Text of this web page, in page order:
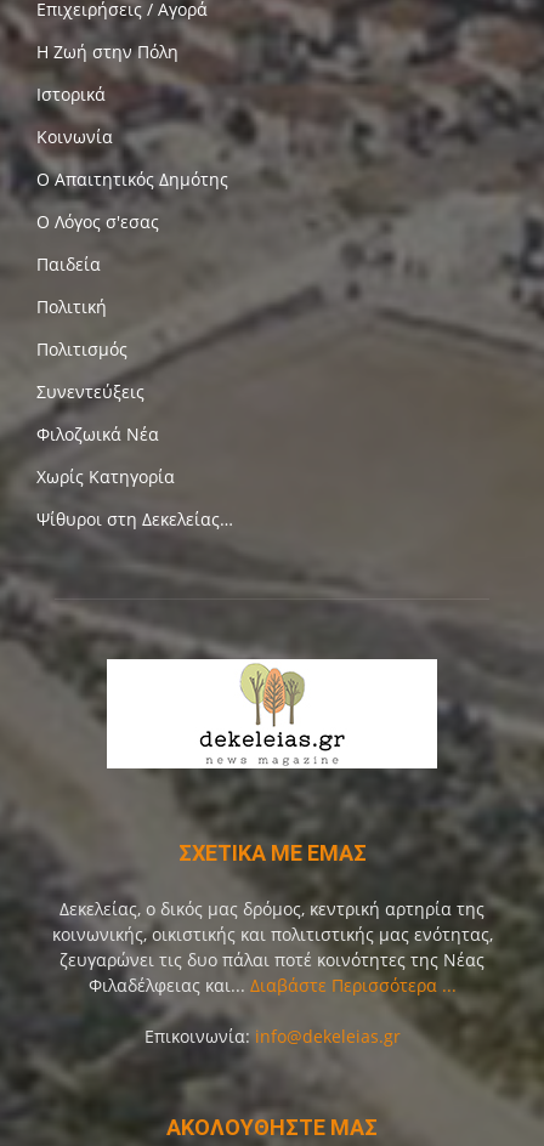
Επιχειρήσεις / Αγορά
Η Ζωή στην Πόλη
Ιστορικά
Κοινωνία
Ο Απαιτητικός Δημότης
Ο Λόγος σ'εσας
Παιδεία
Πολιτική
Πολιτισμός
Συνεντεύξεις
Φιλοζωικά Νέα
Χωρίς Κατηγορία
Ψίθυροι στη Δεκελείας…
ΣΧΕΤΙΚΑ ΜΕ ΕΜΑΣ
Δεκελείας, ο δικός μας δρόμος, κεντρική αρτηρία της
κοινωνικής, οικιστικής και πολιτιστικής μας ενότητας,
ζευγαρώνει τις δυο πάλαι ποτέ κοινότητες της Νέας
Φιλαδέλφειας και... Διαβάστε Περισσότερα ...
Επικοινωνία: info@dekeleias.gr
ΑΚΟΛΟΥΘΗΣΤΕ ΜΑΣ